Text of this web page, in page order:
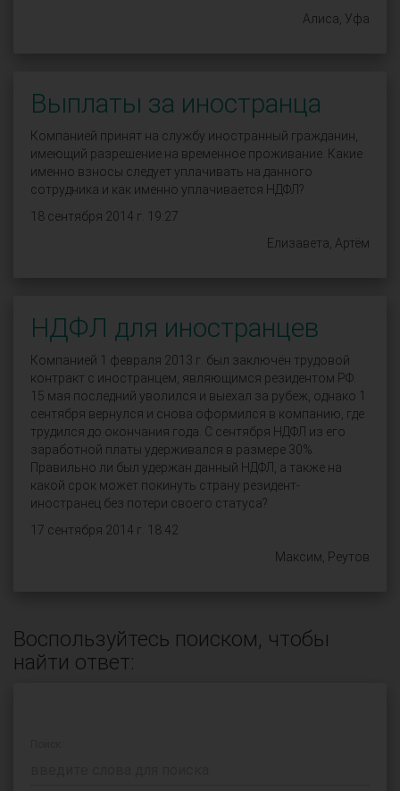
Алиса, Уфа
Выплаты за иностранца
Компанией принят на службу иностранный гражданин,
имеющий разрешение на временное проживание. Какие
именно взносы следует уплачивать на данного
сотрудника и как именно уплачивается НДФЛ?
18 сентября 2014 г. 19:27
Елизавета, Артём
НДФЛ для иностранцев
Компанией 1 февраля 2013 г. был заключён трудовой
контракт с иностранцем, являющимся резидентом РФ.
15 мая последний уволился и выехал за рубеж, однако 1
сентября вернулся и снова оформился в компанию, где
трудился до окончания года. С сентября НДФЛ из его
заработной платы удерживался в размере 30%.
Правильно ли был удержан данный НДФЛ, а также на
какой срок может покинуть страну резидент-
иностранец без потери своего статуса?
17 сентября 2014 г. 18:42
Максим, Реутов
Воспользуйтесь поиском, чтобы
найти ответ: